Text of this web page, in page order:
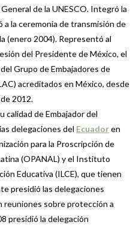
de la UNESCO. Integró la
a la ceremonia de transmisión de
(enero 2004). Representó al
del Presidente de México, el
Grupo de Embajadores de
acreditados en México, desde
2012.
calidad de Embajador del
delegaciones del Ecuadoren
para la Proscripción de
(OPANAL) y el Instituto
Educativa (ILCE), que tienen
presidió las delegaciones
reuniones sobre protección a
presidió la delegación